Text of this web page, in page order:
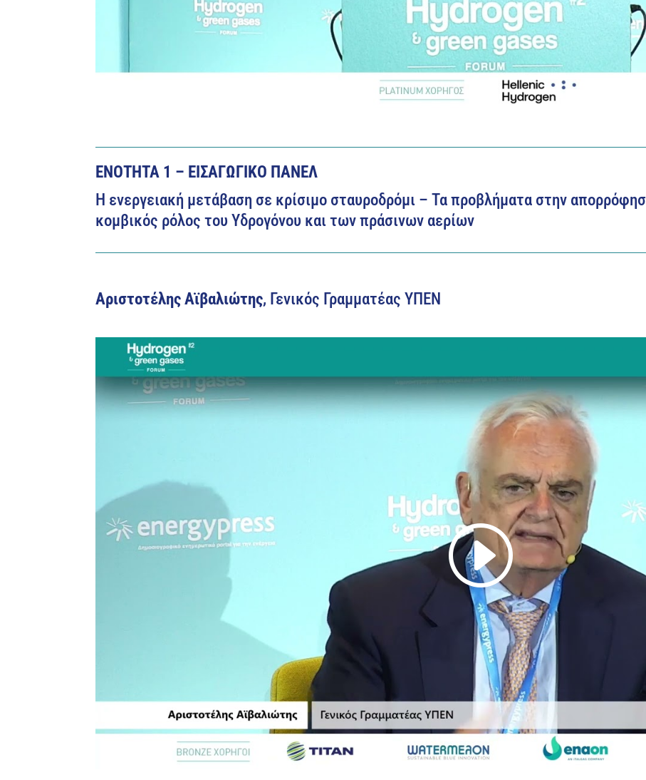
ΕΝΟΤΗΤΑ 1 – ΕΙΣΑΓΩΓΙΚΟ ΠΑΝΕΛ
Η ενεργειακή μετάβαση σε κρίσιμο σταυροδρόμι – Τα προβλήματα στην
κομβικός ρόλος του Υδρογόνου και των πράσινων αερίων
Αριστοτέλης Αϊβαλιώτης, Γενικός Γραμματέας ΥΠΕΝ